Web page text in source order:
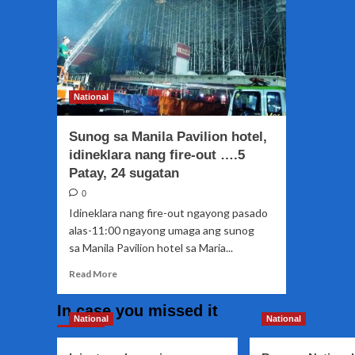
National
Sunog sa Manila Pavilion hotel,
idineklara nang fire-out ….5
Patay, 24 sugatan
0
Idineklara nang fire-out ngayong pasado
alas-11:00 ngayong umaga ang sunog
sa Manila Pavilion hotel sa Maria...
Read MoreRead
Sunog
In case you missed it
National National